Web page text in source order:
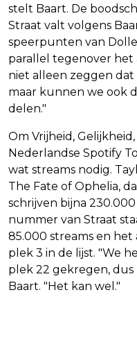
stelt Baart. De
Straat valt volgens
speerpunten van
parallel tegenover
niet alleen zeggen dat
maar kunnen we ook
delen."
Om Vrijheid,
Nederlandse Spotify
wat streams nodig.
The Fate of Ophelia,
schrijven bijna
nummer van Straat
85.000 streams en het
plek 3 in de lijst. "We
plek 22 gekregen, dus
Baart. "Het kan wel."